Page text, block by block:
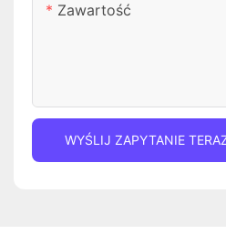
Zawartość
WYŚLIJ ZAPYTANIE